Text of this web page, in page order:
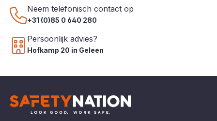
Neem telefonisch contact op
+31 (0)85 0 640 280
Persoonlijk advies?
Hofkamp 20 in Geleen